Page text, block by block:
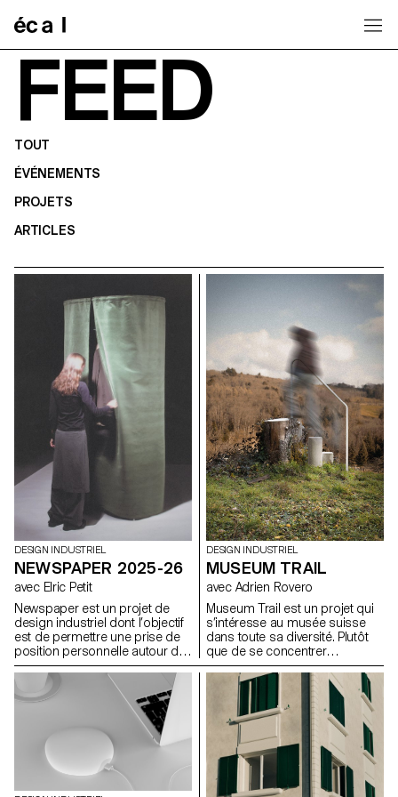
FEED
TOUT
ÉVÉNEMENTS
PROJETS
ARTICLES
DESIGN INDUSTRIEL
NEWSPAPER 2025-26
avec Elric Petit
Newspaper est un projet de
design industriel dont l’objectif
est de permettre une prise de
position personnelle autour du
sujet de son choix. Le projet
s’appuie sur un article issu de
la presse ou d’un magazine
spécialisé, utilisé comme point
de départ conceptuel et
critique. À travers l’analyse,
l’interprétation et la traduction
de ce contenu écrit, le projet
invite à développer une réflexion
de design, en questionnant les
DESIGN INDUSTRIEL
MUSEUM TRAIL
avec Adrien Rovero
Museum Trail est un projet qui
s’intéresse au musée suisse
dans toute sa diversité. Plutôt
que de se concentrer
uniquement sur les grandes
institutions largement
fréquentées, le projet explore
ce que signifie aujourd’hui «
musée » dans un pays qui
compte plus de mille structures
muséales, soit l’une des plus
fortes densités au monde.